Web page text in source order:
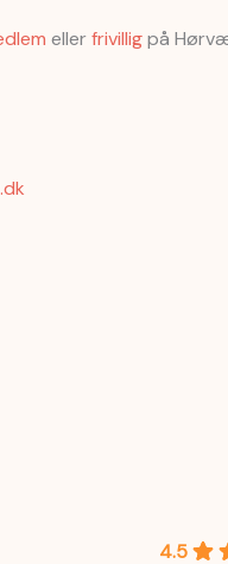
ellerfrivilligpå
4.5